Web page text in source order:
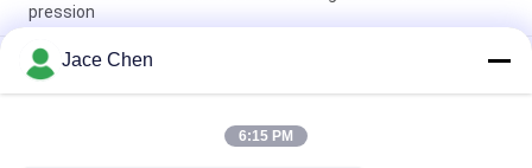
pression
Joint de tuyau en aluminium argenté anodisé moulé sous
pression certifié ISO9001 pour les systèmes de tubes
maigres et les postes de travail industriels
Connecteur de coude de coulée par coulée de tubes en
Jace Chen
6:15 PM